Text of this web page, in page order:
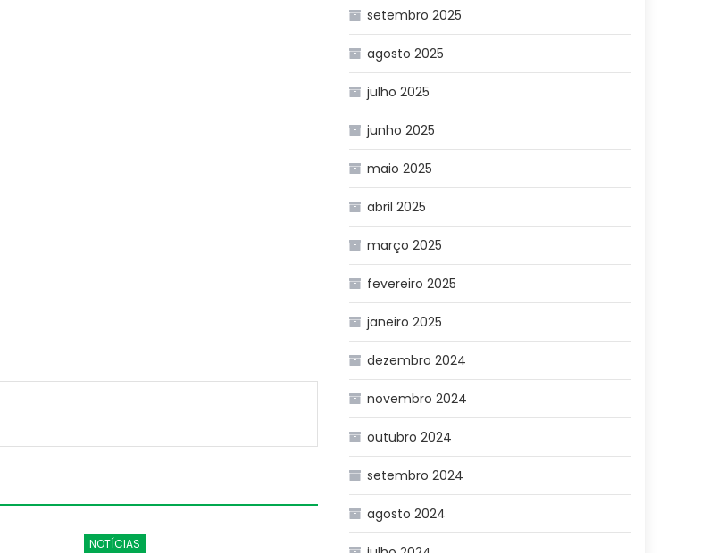
NOTÍCIAS
setembro 2025
agosto 2025
julho 2025
junho 2025
maio 2025
abril 2025
março 2025
fevereiro 2025
janeiro 2025
dezembro 2024
novembro 2024
outubro 2024
setembro 2024
agosto 2024